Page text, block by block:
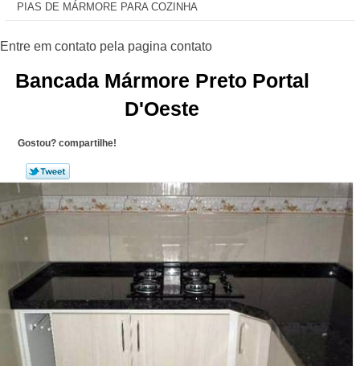
PIAS DE MÁRMORE PARA COZINHA
Bancada Mármore Preto Portal
D'Oeste
Gostou? compartilhe!